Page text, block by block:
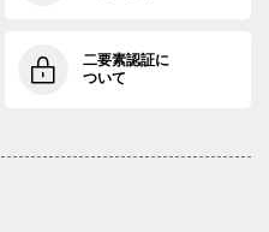
二要素認証に
ついて